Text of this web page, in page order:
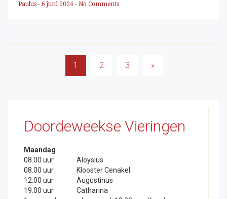
Paulus - 6 juni 2024 - No Comments
1 2 3 »
Doordeweekse Vieringen
Maandag
08.00 uur
Aloysius
08.00 uur
Klooster Cenakel
12.00 uur
Augustinus
19.00 uur
Catharina